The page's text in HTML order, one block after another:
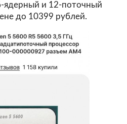
ядерный и 12-поточный
до 10399 рублей.